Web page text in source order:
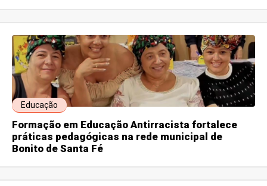
Educação
Formação em Educação Antirracista fortalece
práticas pedagógicas na rede municipal de
Bonito de Santa Fé